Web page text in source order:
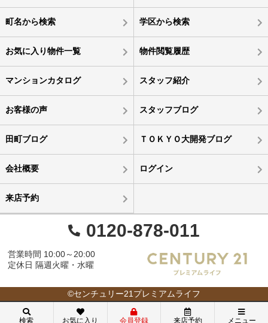
町名から検索 学区から検索
お気に入り物件一覧 物件閲覧履歴
マンションカタログ スタッフ紹介
お客様の声 スタッフブログ
田町ブログ ＴＯＫＹＯ大開発ブログ
会社概要 ログイン
来店予約
0120-878-011
営業時間 10:00～20:00
定休日 隔週火曜・水曜
©センチュリー21プレミアムライフ
検索 お気に入り 会員登録 来店予約 メニュー